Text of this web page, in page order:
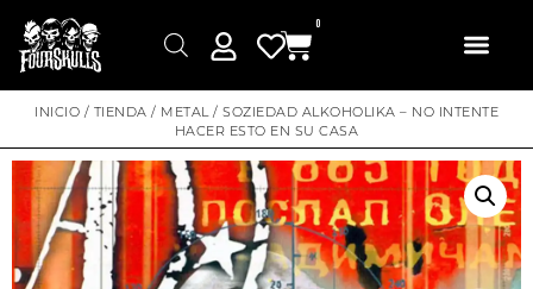
0
INICIO / TIENDA / METAL / SOZIEDAD ALKOHOLIKA – NO INTENTE
HACER ESTO EN SU CASA